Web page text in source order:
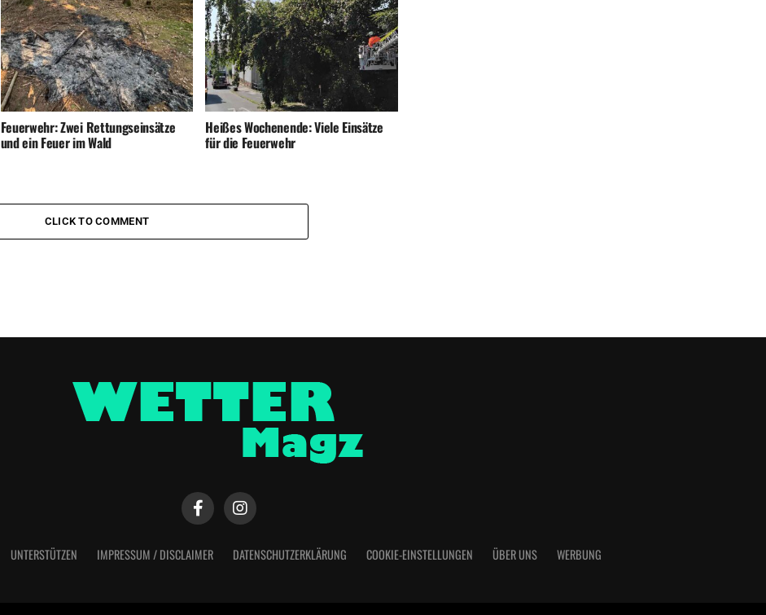
Feuerwehr: Zwei Rettungseinsätze
und ein Feuer im Wald
Heißes Wochenende: Viele Einsätze
für die Feuerwehr
CLICK TO COMMENT
UNTERSTÜTZEN IMPRESSUM / DISCLAIMER DATENSCHUTZERKLÄRUNG COOKIE-EINSTELLUNGEN ÜBER UNS WERBUNG